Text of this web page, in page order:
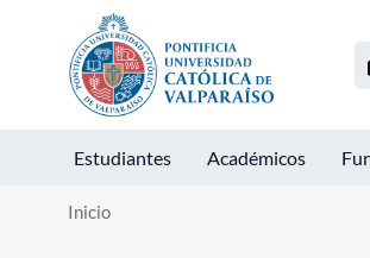
Click acá para ir directamente al contenido
Estudiantes Académicos
Inicio